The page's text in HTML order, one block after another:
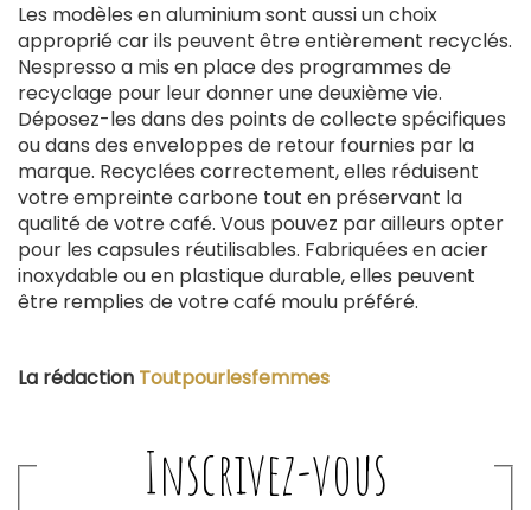
Les modèles en aluminium sont aussi un choix
approprié car ils peuvent être entièrement recyclés.
Nespresso a mis en place des programmes de
recyclage pour leur donner une deuxième vie.
Déposez-les dans des points de collecte spécifiques
ou dans des enveloppes de retour fournies par la
marque. Recyclées correctement, elles réduisent
votre empreinte carbone tout en préservant la
qualité de votre café. Vous pouvez par ailleurs opter
pour les capsules réutilisables. Fabriquées en acier
inoxydable ou en plastique durable, elles peuvent
être remplies de votre café moulu préféré.
La rédaction Toutpourlesfemmes
Inscrivez-vous